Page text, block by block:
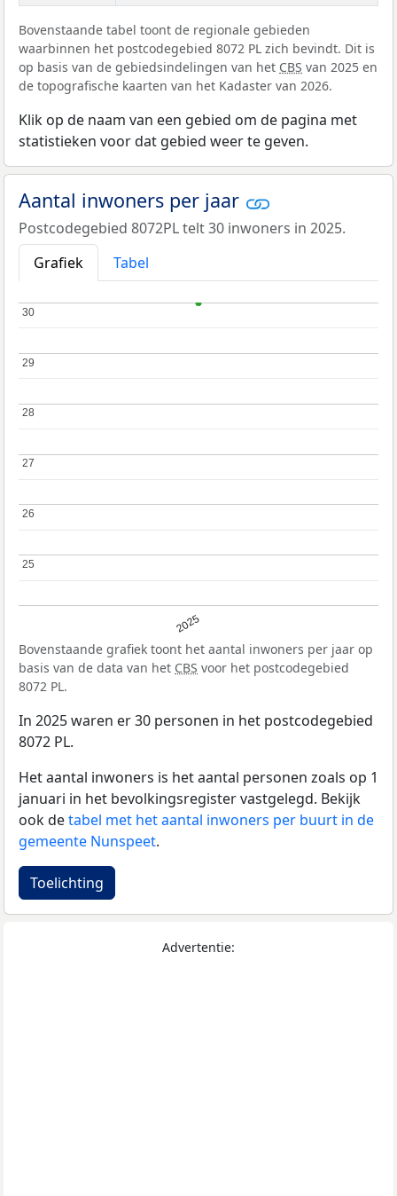
Bovenstaande tabel toont de regionale gebieden
waarbinnen het postcodegebied 8072 PL zich bevindt. Dit is
op basis van de gebiedsindelingen van het CBS van 2025 en
de topografische kaarten van het Kadaster van 2026.
Klik op de naam van een gebied om de pagina met
statistieken voor dat gebied weer te geven.
Aantal inwoners per jaar
Postcodegebied 8072PL telt 30 inwoners in 2025.
Grafiek
Tabel
2025
25
25
26
26
27
27
28
28
29
29
30
30
Bovenstaande grafiek toont het aantal inwoners per jaar op
basis van de data van het CBS voor het postcodegebied
8072 PL.
In 2025 waren er 30 personen in het postcodegebied
8072 PL.
Het aantal inwoners is het aantal personen zoals op 1
januari in het bevolkingsregister vastgelegd. Bekijk
ook detabel met het aantal inwoners per buurt in de
gemeente Nunspeet.
Toelichting
Advertentie: